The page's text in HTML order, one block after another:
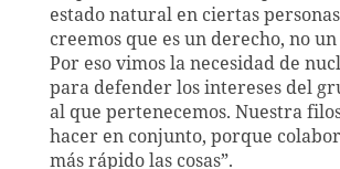
estado natural en ciertas
creemos que es un derecho, no
Por eso vimos la necesidad de
para defender los intereses del
al que pertenecemos. Nuestra
hacer en conjunto, porque
más rápido las cosas”.